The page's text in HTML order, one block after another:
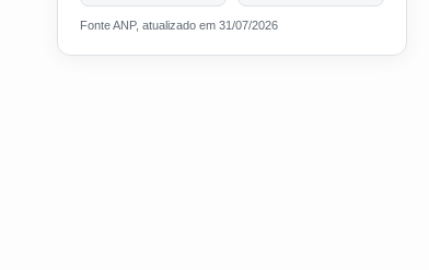
Fonte ANP, atualizado em 31/07/2026